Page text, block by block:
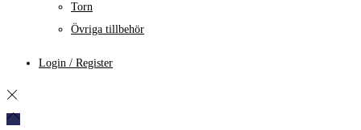
Torn
Övriga tillbehör
Login / Register